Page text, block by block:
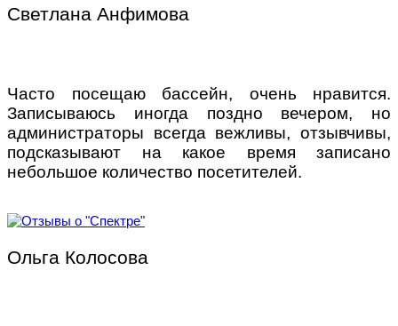
Светлана Анфимова
Часто посещаю бассейн, очень нравится.
Записываюсь иногда поздно вечером, но
администраторы всегда вежливы, отзывчивы,
подсказывают на какое время записано
небольшое количество посетителей.
Ольга Колосова